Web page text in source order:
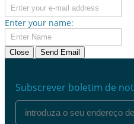
Enter your name:
Close Send Email
Subscrever boletim de